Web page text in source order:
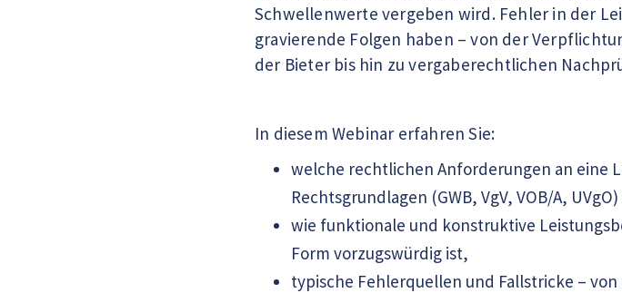
Schwellenwerte vergeben wird. Fehler in der
gravierende Folgen haben – von der
der Bieter bis hin zu vergaberechtlichen
In diesem Webinar erfahren Sie:
welche rechtlichen Anforderungen an eine
Rechtsgrundlagen (GWB, VgV, VOB/A,
wie funktionale und konstruktive
Form vorzugswürdig ist,
typische Fehlerquellen und Fallstricke –